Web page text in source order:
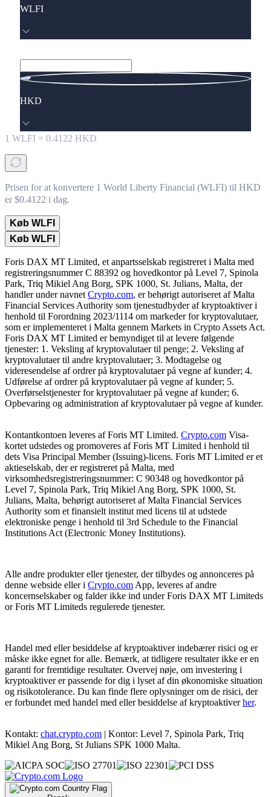
WLFI
HKD
1 WLFI = 0.4122 HKD
Prisen for at konvertere 1 World Liberty Financial (WLFI) til HKD
er $0.4122 i dag.
Køb WLFI
Køb WLFI
Foris DAX MT Limited, et anpartsselskab registreret i Malta med
registreringsnummer C 88392 og hovedkontor på Level 7, Spinola
Park, Triq Mikiel Ang Borg, SPK 1000, St. Julians, Malta, der
handler under navnet Crypto.com, er behørigt autoriseret af Malta
Financial Services Authority som tjenestudbyder af kryptoaktiver i
henhold til Forordning 2023/1114 om markeder for kryptovalutaer,
som er implementeret i Malta gennem Markets in Crypto Assets Act.
Foris DAX MT Limited er bemyndiget til at levere følgende
tjenester: 1. Veksling af kryptovalutaer til penge; 2. Veksling af
kryptovalutaer til andre kryptovalutaer; 3. Modtagelse og
videresendelse af ordrer på kryptovalutaer på vegne af kunder; 4.
Udførelse af ordrer på kryptovalutaer på vegne af kunder; 5.
Overførselstjenester for kryptovalutaer på vegne af kunder; 6.
Opbevaring og administration af kryptovalutaer på vegne af kunder.
Kontantkontoen leveres af Foris MT Limited. Crypto.com Visa-
kortet udstedes og promoveres af Foris MT Limited i henhold til
dets Visa Principal Member (Issuing)-licens. Foris MT Limited er et
aktieselskab, der er registreret på Malta, med
virksomhedsregistreringsnummer: C 90348 og hovedkontor på
Level 7, Spinola Park, Triq Mikiel Ang Borg, SPK 1000, St.
Julians, Malta, behørigt autoriseret af Malta Financial Services
Authority som et finansielt institut med licens til at udstede
elektroniske penge i henhold til 3rd Schedule to the Financial
Institutions Act (Electronic Money Institutions).
Alle andre produkter eller tjenester, der tilbydes og annonceres på
denne webside eller i Crypto.com App, leveres af andre
koncernselskaber og falder ikke ind under Foris DAX MT Limiteds
or Foris MT Limiteds regulerede tjenester.
Handel med eller besiddelse af kryptoaktiver indebærer risici og er
måske ikke egnet for alle. Bemærk, at tidligere resultater ikke er en
garanti for fremtidige resultater. Overvej nøje, om investering i
kryptoaktiver er passende for dig i lyset af din økonomiske situation
og risikotolerance. Du kan finde flere oplysninger om de risici, der
er forbundet med handel med eller besiddelse af kryptoaktiverher.
Kontakt: chat.crypto.com | Kontor: Level 7, Spinola Park, Triq
Mikiel Ang Borg, St Julians SPK 1000 Malta.